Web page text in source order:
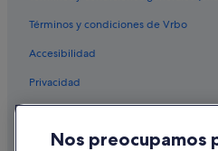
Términos y condiciones de Vrbo
Accesibilidad
Privacidad
Condiciones de uso
Nos preocupamos